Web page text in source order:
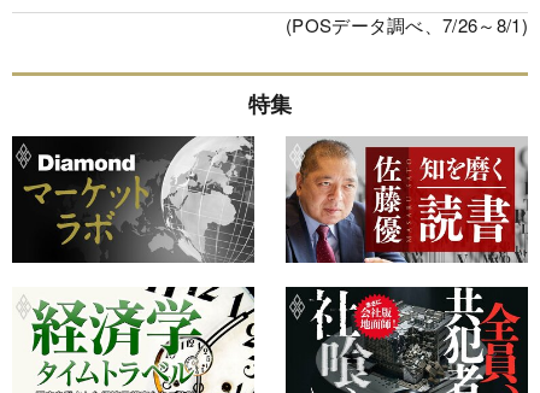
(POSデータ調べ、7/26～8/1)
特集